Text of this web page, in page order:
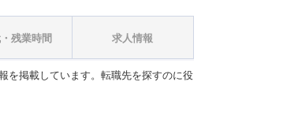
残業時間 求人情報
を掲載しています。転職先を探すのに役